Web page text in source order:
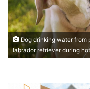
Dog drinking water
labrador retriever during